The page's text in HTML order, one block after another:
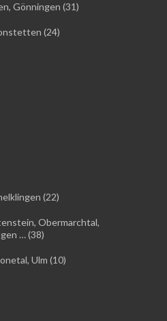
Gönningen (31)
(24)
(22)
Obermarchtal,
… (38)
Ulm (10)